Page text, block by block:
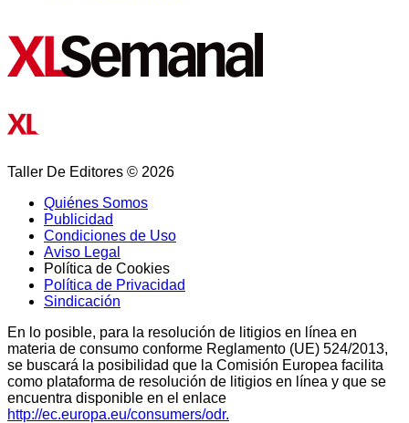
Taller De Editores © 2026
Quiénes Somos
Publicidad
Condiciones de Uso
Aviso Legal
Política de Cookies
Política de Privacidad
Sindicación
En lo posible, para la resolución de litigios en línea en
materia de consumo conforme Reglamento (UE) 524/2013,
se buscará la posibilidad que la Comisión Europea facilita
como plataforma de resolución de litigios en línea y que se
encuentra disponible en el enlace
http://ec.europa.eu/consumers/odr.